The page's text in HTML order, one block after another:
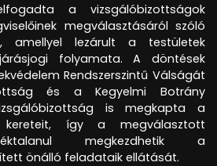
a vizsgálóbizottságok
megválasztásáról szóló
amellyel lezárult a testületek
folyamata. A döntések
Rendszerszintű Válságát
és a Kegyelmi Botrány
is megkapta a
kereteit, így a megválasztott
megkezdhetik a
önálló feladataik ellátását.